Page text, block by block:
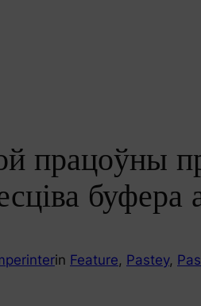
працоўны
in Feature, Pastey,